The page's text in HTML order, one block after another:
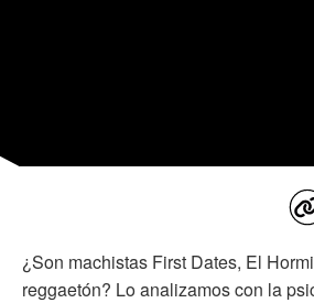
¿Son machistas First Dates, El
reggaetón? Lo analizamos con la